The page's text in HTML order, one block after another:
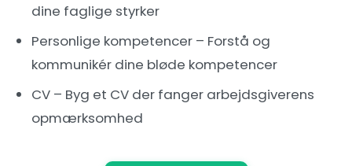
dine faglige styrker
Personlige kompetencer – Forstå og
kommunikér dine bløde kompetencer
CV – Byg et CV der fanger arbejdsgiverens
opmærksomhed